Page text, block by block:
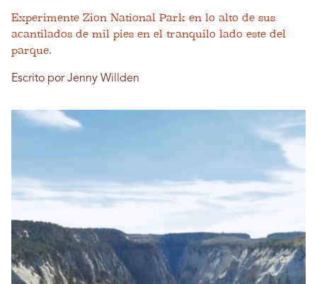
Experimente Zion National Park en lo alto de sus
acantilados de mil pies en el tranquilo lado este del
parque.
Escrito por Jenny Willden